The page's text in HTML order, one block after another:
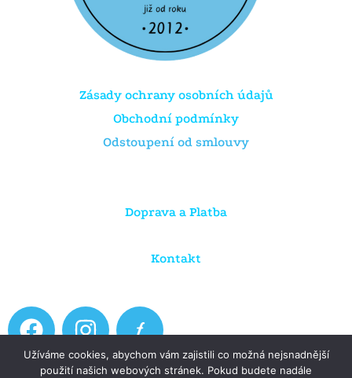
Zásady ochrany osobních údajů
Obchodní podmínky
Odstoupení od smlouvy
Doprava a Platba
Kontakt
F
a
c
I
n
s
Užíváme cookies, abychom vám zajistili co možná nejsnadnější
použití našich webových stránek. Pokud budete nadále